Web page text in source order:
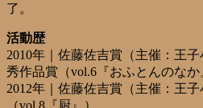
了。
活動歴
2010年｜佐藤佐吉賞（主催：王
秀作品賞（vol.6『おふとんのなか
2012年｜佐藤佐吉賞（主催：王
（vol.8『厨』）